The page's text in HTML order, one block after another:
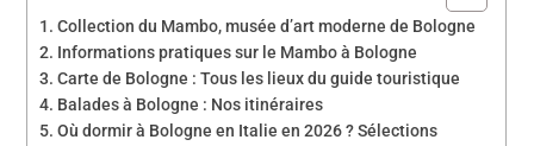
Collection du Mambo, musée d’art moderne de Bologne
Informations pratiques sur le Mambo à Bologne
Carte de Bologne : Tous les lieux du guide touristique
Balades à Bologne : Nos itinéraires
Où dormir à Bologne en Italie en 2026 ? Sélections